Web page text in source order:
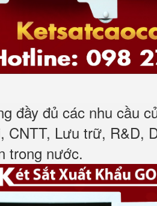
đầy đủ các nhu cầu
CNTT, Lưu trữ, R&D,
trong nước.